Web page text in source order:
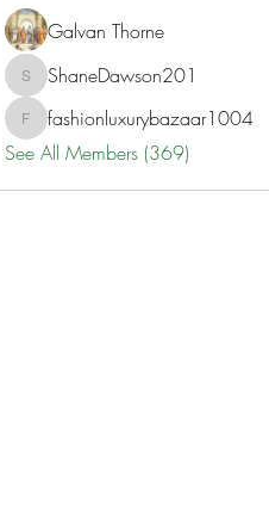
Galvan Thorne
ShaneDawson201
ShaneDawson201
fashionluxurybazaar1004
fashionluxurybazaar1004
See All Members (369)